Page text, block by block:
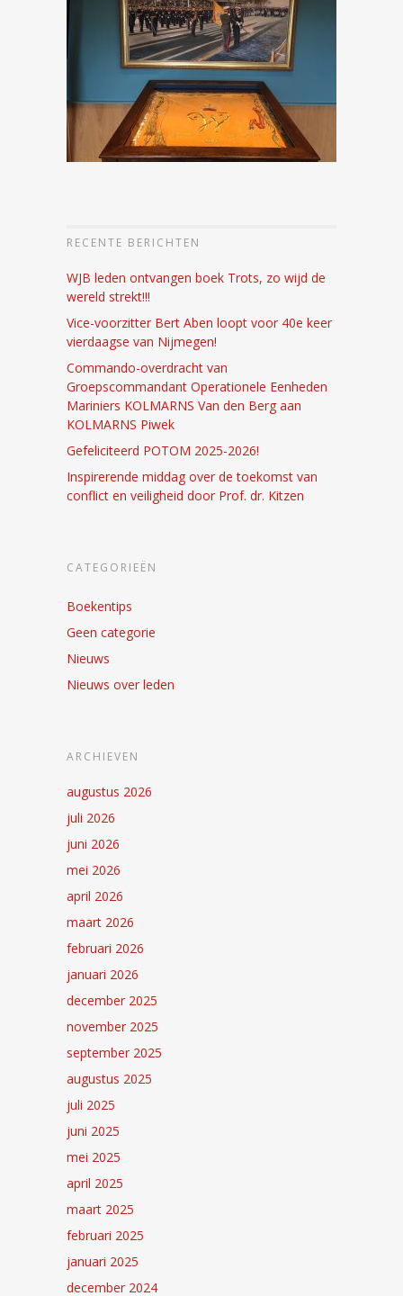
RECENTE BERICHTEN
WJB leden ontvangen boek Trots, zo wijd de
wereld strekt!!!
Vice-voorzitter Bert Aben loopt voor 40e keer
vierdaagse van Nijmegen!
Commando-overdracht van
Groepscommandant Operationele Eenheden
Mariniers KOLMARNS Van den Berg aan
KOLMARNS Piwek
Gefeliciteerd POTOM 2025-2026!
Inspirerende middag over de toekomst van
conflict en veiligheid door Prof. dr. Kitzen
CATEGORIEËN
Boekentips
Geen categorie
Nieuws
Nieuws over leden
ARCHIEVEN
augustus 2026
juli 2026
juni 2026
mei 2026
april 2026
maart 2026
februari 2026
januari 2026
december 2025
november 2025
september 2025
augustus 2025
juli 2025
juni 2025
mei 2025
april 2025
maart 2025
februari 2025
januari 2025
december 2024